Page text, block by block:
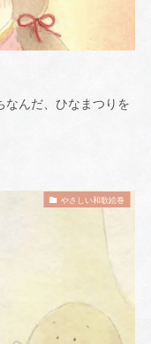
んだ、ひなまつりを
やさしい和歌絵巻